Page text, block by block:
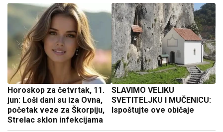
Horoskop za četvrtak, 11.
jun: Loši dani su iza Ovna,
početak veze za Škorpiju,
Strelac sklon infekcijama
SLAVIMO VELIKU
SVETITELJKU I MUČENICU:
Ispoštujte ove običaje